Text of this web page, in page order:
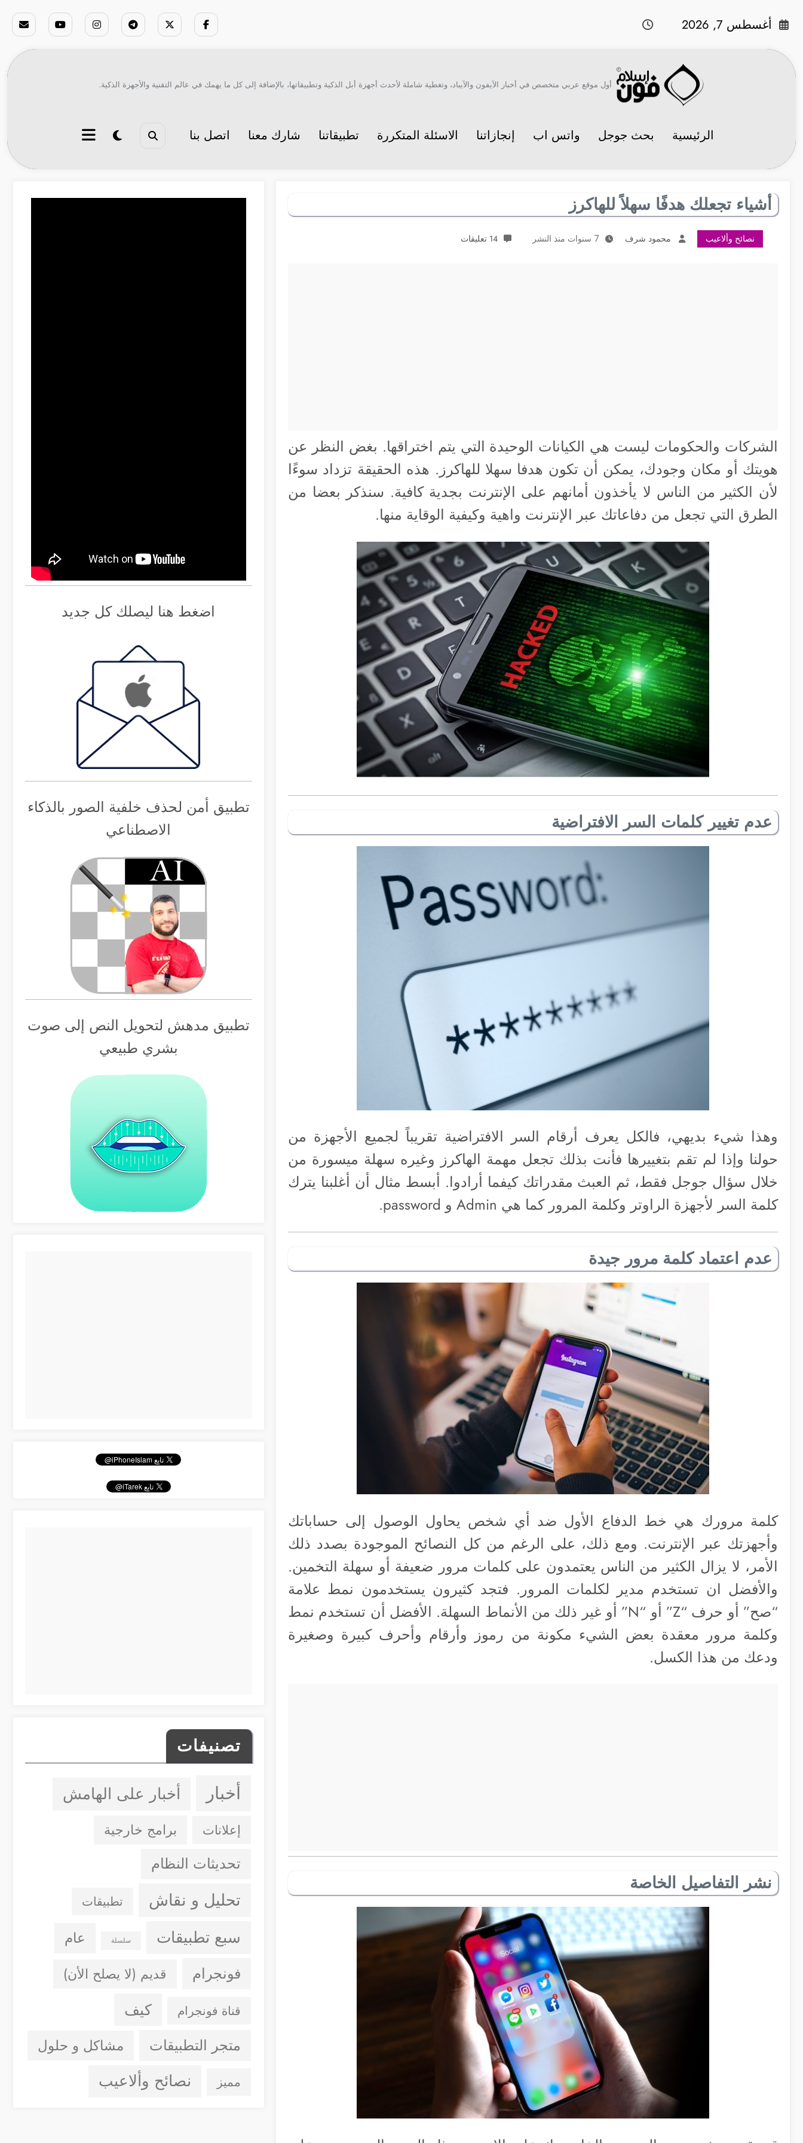
أغسطس 7, 2026
أول موقع عربي متخصص في أخبار الآيفون والآيباد، وتغطية شاملة لأحدث أجهزة أبل الذكية وتطبيقاتها، بالإضافة إلى كل ما يهمك في عالم التقنية والأجهزة الذكية.
الرئيسية بحث جوجل واتس اب إنجازاتنا الاسئلة المتكررة تطبيقاتنا شارك معنا اتصل بنا
أشياء تجعلك هدفًا سهلاً للهاكرز
نصائح وألاعيب محمود شرف 7 سنوات منذ النشر 14 تعليقات
الشركات والحكومات ليست هي الكيانات الوحيدة التي يتم اختراقها. بغض النظر عن
هويتك أو مكان وجودك، يمكن أن تكون هدفا سهلا للهاكرز. هذه الحقيقة تزداد سوءًا
لأن الكثير من الناس لا يأخذون أمانهم على الإنترنت بجدية كافية. سنذكر بعضا من
الطرق التي تجعل من دفاعاتك عبر الإنترنت واهية وكيفية الوقاية منها.
عدم تغيير كلمات السر الافتراضية
وهذا شيء بديهي، فالكل يعرف أرقام السر الافتراضية تقريباً لجميع الأجهزة من
حولنا وإذا لم تقم بتغييرها فأنت بذلك تجعل مهمة الهاكرز وغيره سهلة ميسورة من
خلال سؤال جوجل فقط، ثم العبث مقدراتك كيفما أرادوا. أبسط مثال أن أغلبنا يترك
كلمة السر لأجهزة الراوتر وكلمة المرور كما هي Admin و password.
عدم اعتماد كلمة مرور جيدة
كلمة مرورك هي خط الدفاع الأول ضد أي شخص يحاول الوصول إلى حساباتك
وأجهزتك عبر الإنترنت. ومع ذلك، على الرغم من كل النصائح الموجودة بصدد ذلك
الأمر، لا يزال الكثير من الناس يعتمدون على كلمات مرور ضعيفة أو سهلة التخمين.
والأفضل ان تستخدم مدير لكلمات المرور. فتجد كثيرون يستخدمون نمط علامة
“صح” أو حرف “Z” أو “N” أو غير ذلك من الأنماط السهلة. الأفضل أن تستخدم نمط
وكلمة مرور معقدة بعض الشيء مكونة من رموز وأرقام وأحرف كبيرة وصغيرة
ودعك من هذا الكسل.
نشر التفاصيل الخاصة
اضغط هنا ليصلك كل جديد
تطبيق أمن لحذف خلفية الصور بالذكاء
الاصطناعي
تطبيق مدهش لتحويل النص إلى صوت
بشري طبيعي
تصنيفات
أخبار أخبار على الهامش
إعلانات برامج خارجية
تحديثات النظام
تحليل و نقاش تطبيقات
سبع تطبيقات سلسلة عام
فونجرام قديم (لا يصلح الأن)
قناة فونجرام كيف
متجر التطبيقات مشاكل و حلول
مميز نصائح وألاعيب